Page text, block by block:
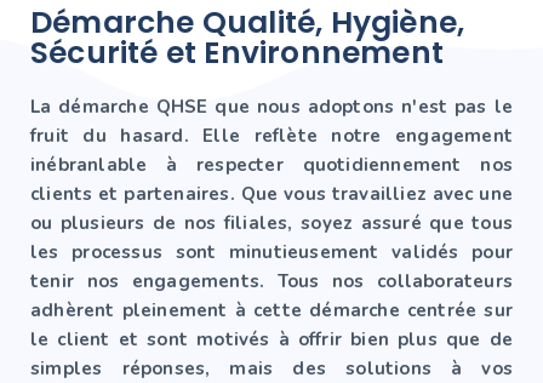
Démarche Qualité, Hygiène,
Sécurité et Environnement
La démarche QHSE que nous adoptons n'est pas le
fruit du hasard. Elle reflète notre engagement
inébranlable à respecter quotidiennement nos
clients et partenaires. Que vous travailliez avec une
ou plusieurs de nos filiales, soyez assuré que tous
les processus sont minutieusement validés pour
tenir nos engagements. Tous nos collaborateurs
adhèrent pleinement à cette démarche centrée sur
le client et sont motivés à offrir bien plus que de
simples réponses, mais des solutions à vos